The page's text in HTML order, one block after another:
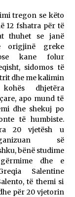
tregon se këto
12 fshatra për të
thuhet se janë
origjinë greke
kane folur
sidomos të
dhe me kalimin
dhjetëra
apo mund të
dhe shekuj po
të humbiste.
20 vjetësh u
së
bënë studime
dhe e
Salentine
të themi si
për 20 vjetorin